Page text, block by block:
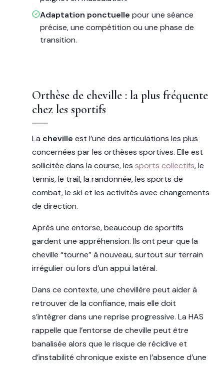
Adaptation ponctuelle pour une séance
précise, une compétition ou une phase de
transition.
Orthèse de cheville : la plus fréquente
chez les sportifs
La cheville est l’une des articulations les plus
concernées par les orthèses sportives. Elle est
sollicitée dans la course, les sports collectifs, le
tennis, le trail, la randonnée, les sports de
combat, le ski et les activités avec changements
de direction.
Après une entorse, beaucoup de sportifs
gardent une appréhension. Ils ont peur que la
cheville “tourne” à nouveau, surtout sur terrain
irrégulier ou lors d’un appui latéral.
Dans ce contexte, une chevillère peut aider à
retrouver de la confiance, mais elle doit
s’intégrer dans une reprise progressive. La HAS
rappelle que l’entorse de cheville peut être
banalisée alors que le risque de récidive et
d’instabilité chronique existe en l’absence d’une